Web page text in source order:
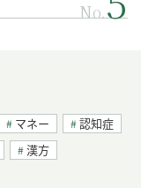
No.
マネー
認知症
漢方